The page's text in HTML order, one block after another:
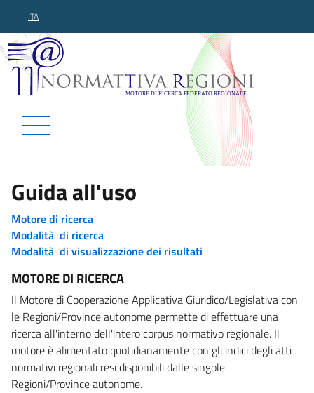
ITA
Normattiva Regioni -
Guida all'uso
Motore di ricerca
Modalità di ricerca
Modalità di visualizzazione dei risultati
MOTORE DI RICERCA
Il Motore di Cooperazione Applicativa Giuridico/Legislativa con
le Regioni/Province autonome permette di effettuare una
ricerca all'interno dell'intero corpus normativo regionale. Il
motore è alimentato quotidianamente con gli indici degli atti
normativi regionali resi disponibili dalle singole
Regioni/Province autonome.